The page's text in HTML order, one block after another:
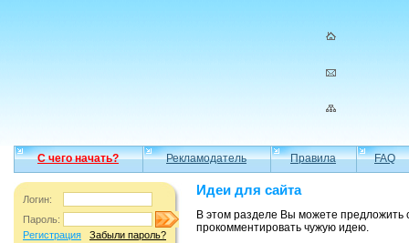
С чего начать? Рекламодатель Правила FAQ
Логин:
Пароль:
Регистрация
Забыли пароль?
Идеи для сайта
В этом разделе Вы можете
прокомментировать чужую идею.